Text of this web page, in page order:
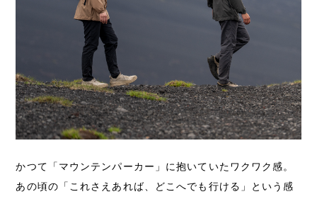
かつて「マウンテンパーカー」に抱いていたワクワク感。
あの頃の「これさえあれば、どこへでも行ける」という感